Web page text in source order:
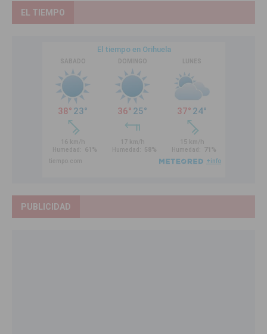
EL TIEMPO
PUBLICIDAD